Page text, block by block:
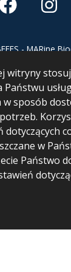
witryny
Państwu
w sposób
dotyczących
w
Państwo
- MARine
Services
funding
Horizon
programme
Agreement no
realization: